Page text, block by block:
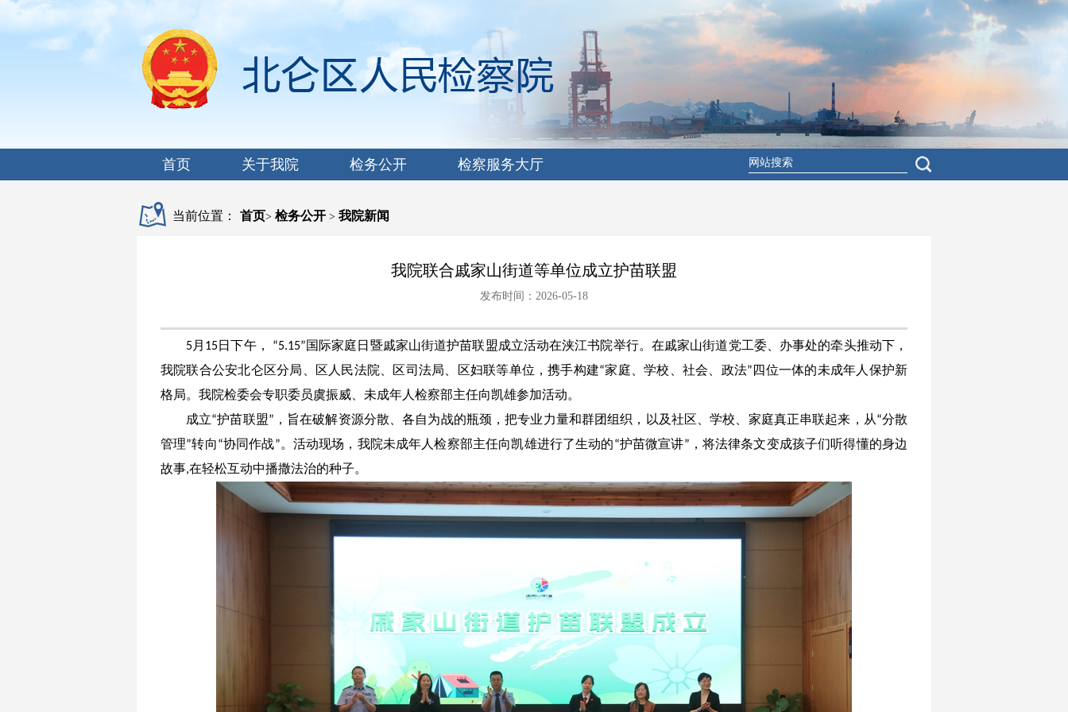
首页 关于我院 检务公开 检察服务大厅
当前位置： 首页> 检务公开 > 我院新闻
我院联合戚家山街道等单位成立护苗联盟
发布时间：2026-05-18
5月 15日下午， “5.15”国际家庭日暨戚家山街道护苗联盟成立活动在浃江书院举行。在戚家山街道党工委、办事处的牵头推动下，
我院联合公安北仑区分局、区人民法院、区司法局、区妇联等单位，携手构建“家庭、学校、社会、政法” 四位一体的未成年人保护新
格局。 我院检委会专职委员虞振威、未成年人检察部主任向凯雄参加活动。
成立“护苗联盟” ， 旨在破解资源分散、各自为战的瓶颈，把专业力量和群团组织，以及社区、学校、家庭真正串联起来，从“分散
管理”转向“协同作战”。活动现场， 我院未成年人检察部主任向凯雄进行了生动的“护苗微宣讲” ，将法律条文变成孩子们听得懂的身边
故事,在轻松互动中播撒法治的种子。